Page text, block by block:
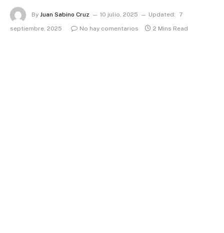
By Juan Sabino Cruz 10 julio, 2025 Updated:
7
septiembre, 2025
No hay comentarios 2 Mins Read